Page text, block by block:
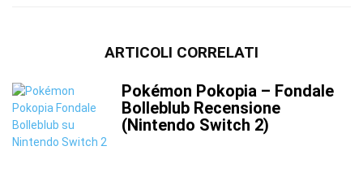
ARTICOLI CORRELATI
Pokémon Pokopia – Fondale
Bolleblub Recensione
(Nintendo Switch 2)